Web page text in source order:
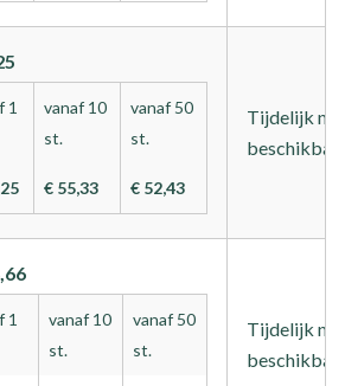
1
vanaf 10
st.
€ 55,33
vanaf 50
st.
€ 52,43
Tijdelijk
1
vanaf 10
st.
vanaf 50
st.
Tijdelijk